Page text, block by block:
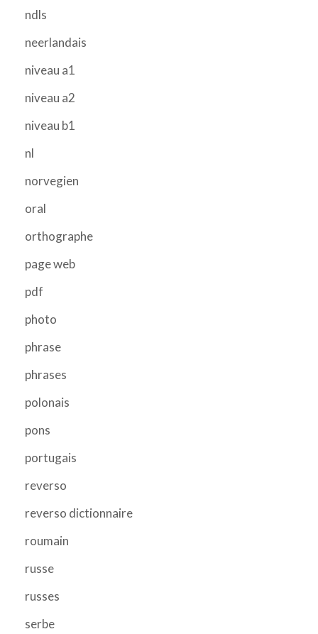
ndls
neerlandais
niveau a1
niveau a2
niveau b1
nl
norvegien
oral
orthographe
page web
pdf
photo
phrase
phrases
polonais
pons
portugais
reverso
reverso dictionnaire
roumain
russe
russes
serbe